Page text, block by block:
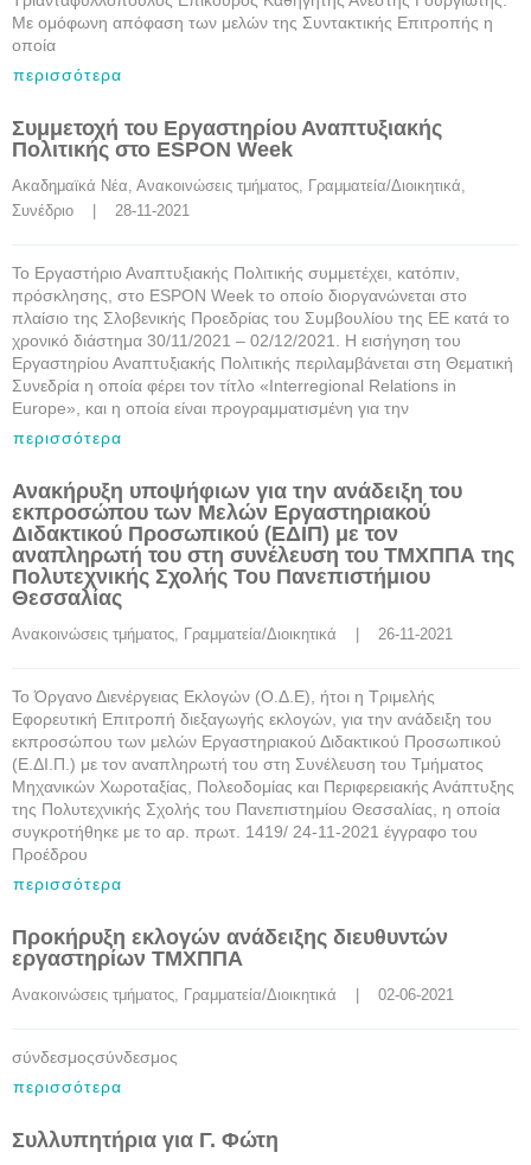
Με ομόφωνη απόφαση των μελών της Συντακτικής Επιτροπής η
οποία
περισσότερα
Συμμετοχή του Εργαστηρίου Αναπτυξιακής
Πολιτικής στο ESPON Week
Ακαδημαϊκά Νέα, Ανακοινώσεις τμήματος, Γραμματεία/Διοικητικά
Συνέδριο
    |    28-11-2021
Το Εργαστήριο Αναπτυξιακής Πολιτικής συμμετέχει, κατόπιν,
πρόσκλησης, στο ESPON Week το οποίο διοργανώνεται στο
πλαίσιο της Σλοβενικής Προεδρίας του Συμβουλίου της ΕΕ κατά το
χρονικό διάστημα 30/11/2021 – 02/12/2021. Η εισήγηση του
Εργαστηρίου Αναπτυξιακής Πολιτικής περιλαμβάνεται στη Θεματική
Συνεδρία η οποία φέρει τον τίτλο «Interregional Relations in
Europe», και η οποία είναι προγραμματισμένη για την
περισσότερα
Ανακήρυξη υποψήφιων για την ανάδειξη του
εκπροσώπου των Μελών Εργαστηριακού
Διδακτικού Προσωπικού (ΕΔΙΠ) με τον
αναπληρωτή του στη συνέλευση του ΤΜΧΠΠΑ της
Πολυτεχνικής Σχολής Του Πανεπιστήμιου
Θεσσαλίας
Ανακοινώσεις τμήματος, Γραμματεία/Διοικητικά
    |    26-11-2021
To Όργανο Διενέργειας Εκλογών (Ο.Δ.Ε), ήτοι η Τριμελής
Εφορευτική Επιτροπή διεξαγωγής εκλογών, για την ανάδειξη του
εκπροσώπου των μελών Εργαστηριακού Διδακτικού Προσωπικού
(Ε.ΔΙ.Π.) με τον αναπληρωτή του στη Συνέλευση του Τμήματος
Μηχανικών Χωροταξίας, Πολεοδομίας και Περιφερειακής Ανάπτυξης
της Πολυτεχνικής Σχολής του Πανεπιστημίου Θεσσαλίας, η οποία
συγκροτήθηκε με το αρ. πρωτ. 1419/ 24-11-2021 έγγραφο του
Προέδρου
περισσότερα
Προκήρυξη εκλογών ανάδειξης διευθυντών
εργαστηρίων ΤΜΧΠΠΑ
Ανακοινώσεις τμήματος, Γραμματεία/Διοικητικά
    |    02-06-2021
σύνδεσμοςσύνδεσμος
περισσότερα
Συλλυπητήρια για Γ. Φώτη